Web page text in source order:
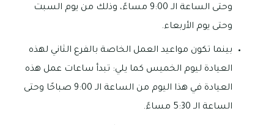
وحتى الساعة الـ 9:00 مساءً، وذلك من يوم السبت
وحتى يوم الأربعاء.
بينما تكون مواعيد العمل الخاصة بالفرع الثاني لهذه
العيادة ليوم الخميس كما يلي: تبدأ ساعات عمل هذه
العيادة في هذا اليوم من الساعة الـ 9:00 صباحًا وحتى
الساعة الـ 5:30 مساءً.